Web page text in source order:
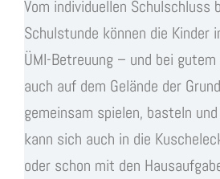
Vom individuellen Schulschluss
Schulstunde können die Kinder
ÜMI-Betreuung – und bei
auch auf dem Gelände der
gemeinsam spielen, basteln
kann sich auch in die
oder schon mit den